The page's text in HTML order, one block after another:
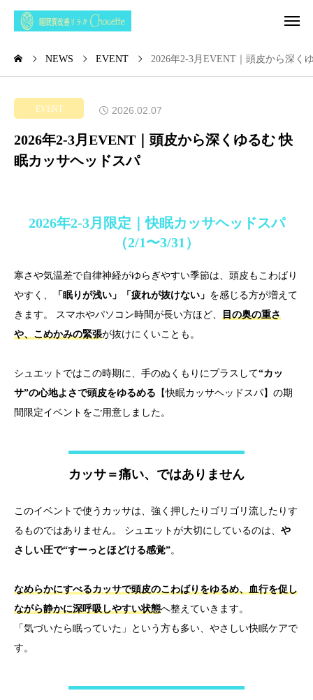
NEWS EVENT 2026年2-3月EVENT｜頭皮から深く
EVENT 2026.02.07
2026年2-3月EVENT｜頭皮から深くゆるむ 快
眠カッサヘッドスパ
2026年2-3月限定｜快眠カッサヘッドスパ
（2/1〜3/31）
寒さや気温差で自律神経がゆらぎやすい季節は、頭皮もこわばり
やすく、
「眠りが浅い」「疲れが抜けない」 を感じる方が増えて
きます。 スマホやパソコン時間が長い方ほど、 目の奥の重さ
や、こめかみの緊張が抜けにくいことも。
シュエットではこの時期に、手のぬくもりにプラスして“カッ
サ”の心地よさで頭皮をゆるめる 【快眠カッサヘッドスパ】の期
間限定イベントをご用意しました。
カッサ＝痛い、ではありません
このイベントで使うカッサは、強く押したりゴリゴリ流したりす
るものではありません。 シュエットが大切にしているのは、 や
さしい圧で“すーっとほどける感覚”。
なめらかにすべるカッサで頭皮のこわばりをゆるめ、血行を促し
ながら静かに深呼吸しやすい状態へ整えていきます。
「気づいたら眠っていた」という方も多い、やさしい快眠ケアで
す。